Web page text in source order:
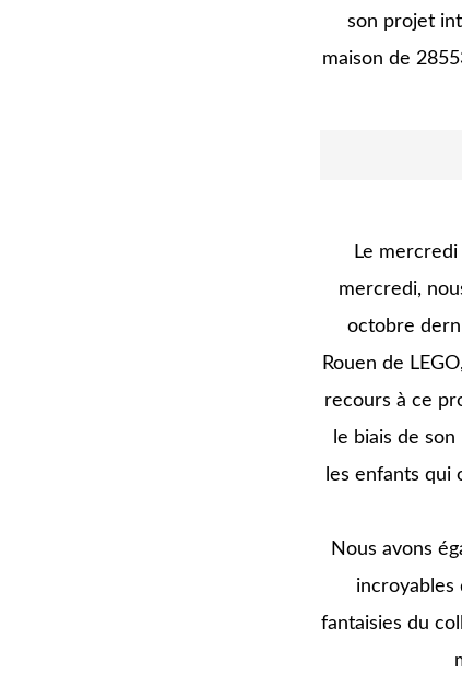
son projet
maison de
Le
mercredi,
octobre
Rouen de
recours à ce
le biais de
les enfants qui
Nous avons
incroyables
fantaisies du